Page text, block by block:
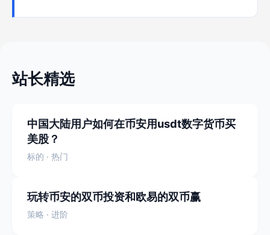
站长精选
中国大陆用户如何在币安用usdt数字货币买
美股？
标的 · 热门
玩转币安的双币投资和欧易的双币赢
策略 · 进阶